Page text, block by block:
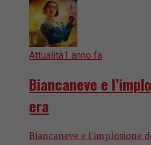
Attualità1 anno fa
Biancaneve e
era
Biancaneve e l'implosione